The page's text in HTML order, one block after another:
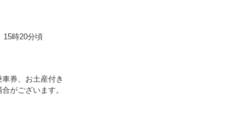
時20分頃
券、お土産付き
がございます。